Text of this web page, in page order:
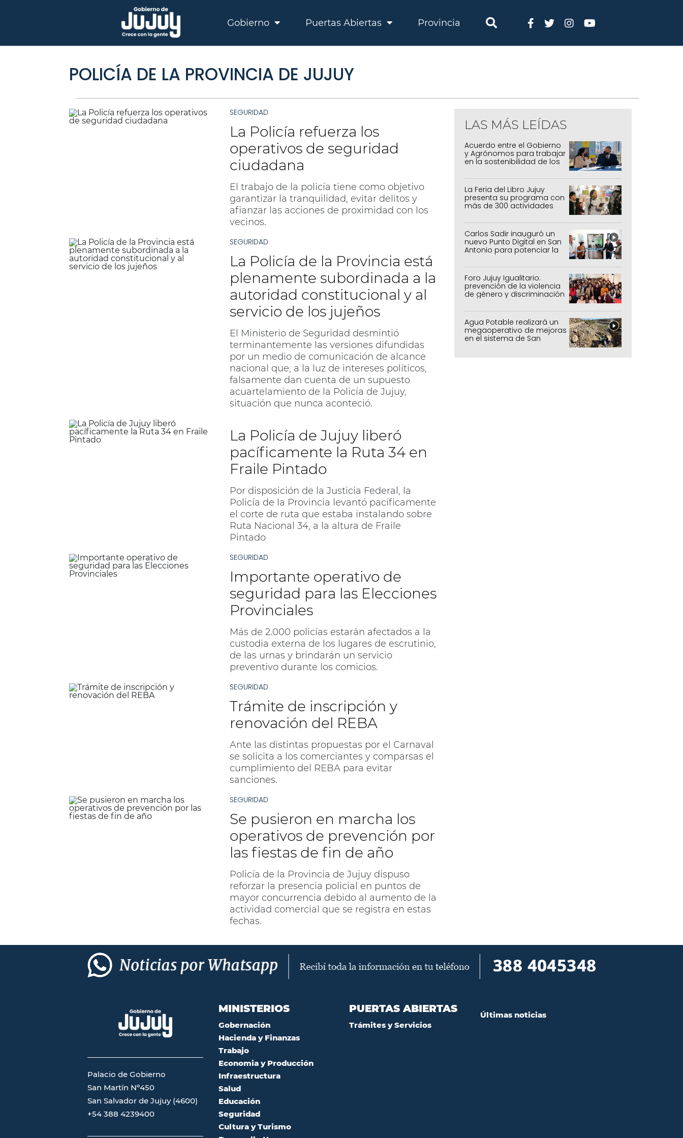
Gobierno Puertas Abiertas Provincia
POLICÍA DE LA PROVINCIA DE JUJUY
SEGURIDAD
La Policía refuerza los
operativos de seguridad
ciudadana
El trabajo de la policía tiene como objetivo
garantizar la tranquilidad, evitar delitos y
afianzar las acciones de proximidad con los
vecinos.
SEGURIDAD
La Policía de la Provincia está
plenamente subordinada a la
autoridad constitucional y al
servicio de los jujeños
El Ministerio de Seguridad desmintió
terminantemente las versiones difundidas
por un medio de comunicación de alcance
nacional que, a la luz de intereses políticos,
falsamente dan cuenta de un supuesto
acuartelamiento de la Policía de Jujuy,
situación que nunca aconteció.
La Policía de Jujuy liberó
pacíficamente la Ruta 34 en
Fraile Pintado
Por disposición de la Justicia Federal, la
Policía de la Provincia levantó pacíficamente
el corte de ruta que estaba instalando sobre
Ruta Nacional 34, a la altura de Fraile
Pintado
SEGURIDAD
Importante operativo de
seguridad para las Elecciones
Provinciales
Más de 2.000 policías estarán afectados a la
custodia externa de los lugares de escrutinio,
de las urnas y brindarán un servicio
preventivo durante los comicios.
SEGURIDAD
Trámite de inscripción y
renovación del REBA
Ante las distintas propuestas por el Carnaval
se solicita a los comerciantes y comparsas el
cumplimiento del REBA para evitar
sanciones.
SEGURIDAD
Se pusieron en marcha los
operativos de prevención por
las fiestas de fin de año
Policía de la Provincia de Jujuy dispuso
reforzar la presencia policial en puntos de
mayor concurrencia debido al aumento de la
actividad comercial que se registra en estas
fechas.
LAS MÁS LEÍDAS
Acuerdo entre el Gobierno
y Agrónomos para trabajar
en la sostenibilidad de los
agrícolas, pecuarios y
forestal
La Feria del Libro Jujuy
presenta su programa con
más de 300 actividades
Carlos Sadir inauguró un
nuevo Punto Digital en San
Antonio para potenciar la
inclusión tecnológica
Foro Jujuy Igualitario:
prevención de la violencia
de género y discriminación
Agua Potable realizará un
megaoperativo de mejoras
en el sistema de San
Palacio de Gobierno
San Martín Nº450
San Salvador de Jujuy (4600)
+54 388 4239400
MINISTERIOS
Gobernación
Hacienda y Finanzas
Trabajo
Economia y Producción
Infraestructura
Salud
Educación
Seguridad
Cultura y Turismo
PUERTAS ABIERTAS
Trámites y Servicios
Últimas noticias